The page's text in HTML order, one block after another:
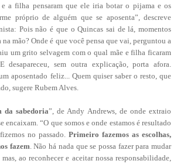
a filha pensaram que ele iria botar o pijama e os
próprio de alguém que se aposenta”, descreve
Pois não é que o Quincas sai de lá, momentos
mão? Onde é que você pensa que vai, perguntou a
um grito selvagem com o qual mãe e filha ficaram
desapareceu, sem outra explicação, porta afora.
aposentado feliz... Quem quiser saber o resto, que
sugere Rubem Alves.
da sabedoria”, de Andy Andrews, de onde extraio
encaixam. “O que somos e onde estamos é resultado
no passado. Primeiro fazemos as escolhas,
fazem . Não há nada que se possa fazer para mudar
ao reconhecer e aceitar nossa responsabilidade,